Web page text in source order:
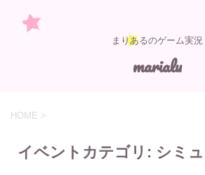
まりあるのゲーム実況
marialu
HOME >
イベントカテゴリ: シミ